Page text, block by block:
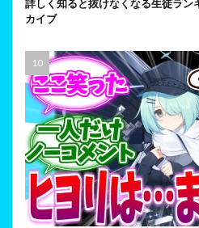
詳しく知ると抜けなくなる生徒ラン
カイブ